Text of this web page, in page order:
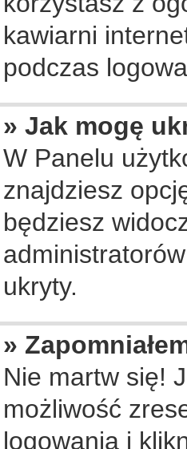
kawiarni
podczas
» Jak mogę
W Panelu
znajdziesz
będziesz
ukryty.
»
Nie martw się!
możliwość
logowania i